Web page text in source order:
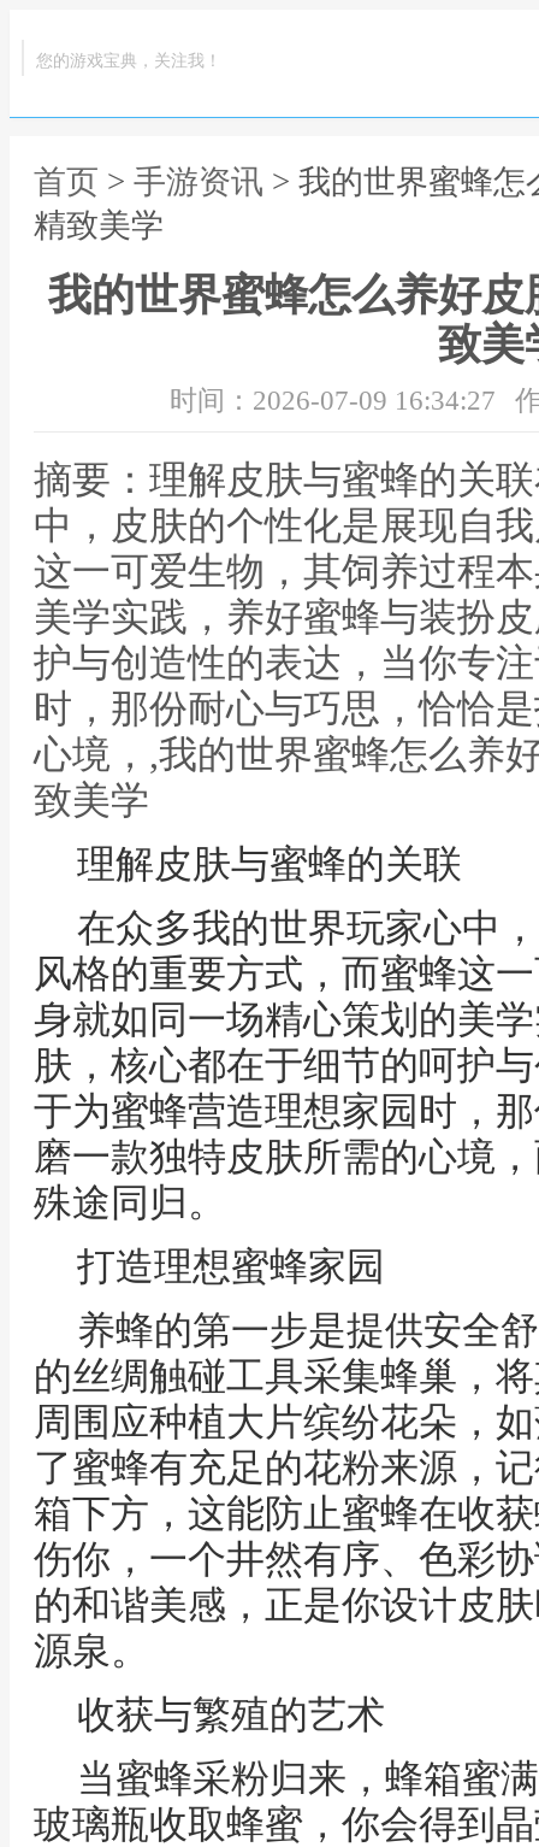
您的游戏宝典，关注我！
首页 > 手游资讯 > 我的世界蜜蜂
精致美学
我的世界蜜蜂怎么养好
致美
时间：2026-07-09 16:34:27
摘要：理解皮肤与蜜蜂的关
中，皮肤的个性化是展现自
这一可爱生物，其饲养过程
美学实践，养好蜜蜂与装扮
护与创造性的表达，当你专
时，那份耐心与巧思，恰恰
心境，,我的世界蜜蜂怎么养
致美学
理解皮肤与蜜蜂的关联
在众多我的世界玩家心中
风格的重要方式，而蜜蜂这
身就如同一场精心策划的美
肤，核心都在于细节的呵护
于为蜜蜂营造理想家园时，
磨一款独特皮肤所需的心境
殊途同归。
打造理想蜜蜂家园
养蜂的第一步是提供安全
的丝绸触碰工具采集蜂巢，
周围应种植大片缤纷花朵，
了蜜蜂有充足的花粉来源，
箱下方，这能防止蜜蜂在收
伤你，一个井然有序、色彩
的和谐美感，正是你设计皮
源泉。
收获与繁殖的艺术
当蜜蜂采粉归来，蜂箱蜜
玻璃瓶收取蜂蜜，你会得到